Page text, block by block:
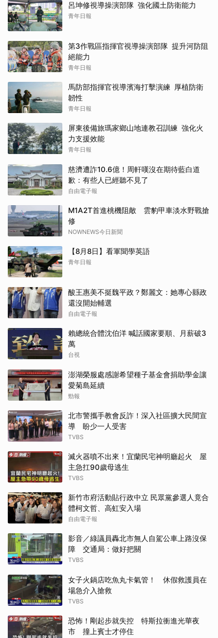
呂坤修視導操演部隊 強化國土防衛能力
青年日報
第3作戰區指揮官視導操演部隊 提升河防阻
絕能力
青年日報
馬防部指揮官視導濱海打擊演練 厚植防衛
韌性
青年日報
屏東後備旅瑪家鄉山地連教召訓練 強化火
力支援效能
青年日報
慈濟遭詐10.6億！周軒嘆沒在期待藍白道
歉：有些人已經聽不見了
自由電子報
M1A2T首進桃機阻敵 雲豹甲車淡水野戰搶
修
NOWNEWS今日新聞
【8月8日】看軍聞學英語
青年日報
酸王惠美不挺魏平政？鄭麗文：她專心縣政
還沒開始輔選
自由電子報
賴總統合體沈伯洋 喊話國家要順、月薪破3
萬
台視
澎湖榮服處感謝希望種子基金會捐助學金讓
愛菊島延續
勁報
北市警攜手教會反詐！深入社區擴大民間宣
導 盼少一人受害
TVBS
滅火器噴不出來！宜蘭民宅神明廳起火 屋
主急扛90歲母逃生
TVBS
新竹市府活動貼行政中立 民眾黨參選人竟合
體柯文哲、高虹安入場
自由電子報
影音／綠議員轟北市無人自駕公車上路沒保
障 交通局：做好把關
TVBS
女子火鍋店吃魚丸卡氣管！ 休假救護員在
場急介入搶救
TVBS
恐怖！剛起步就失控 特斯拉衝進光華夜
市 撞上賓士才停住